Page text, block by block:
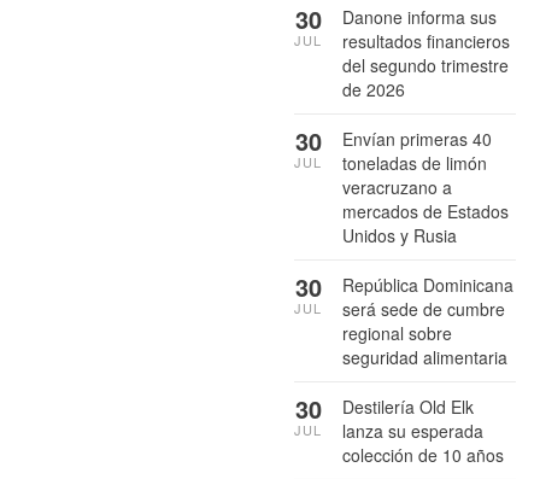
Danone informa sus
resultados financieros
del segundo trimestre
de 2026
30
JUL
Envían primeras 40
toneladas de limón
veracruzano a
mercados de Estados
Unidos y Rusia
30
JUL
República Dominicana
será sede de cumbre
regional sobre
seguridad alimentaria
30
JUL
Destilería Old Elk
lanza su esperada
colección de 10 años
30
JUL